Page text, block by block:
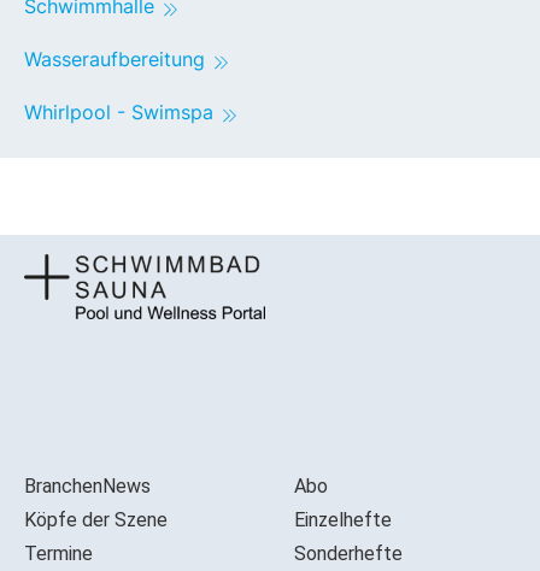
Schwimmhalle
Wasseraufbereitung
Whirlpool - Swimspa
BranchenNews
Köpfe der Szene
Termine
Abo
Einzelhefte
Sonderhefte